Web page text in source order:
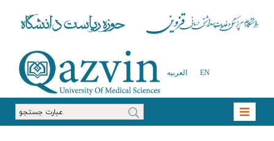
EN العربیه